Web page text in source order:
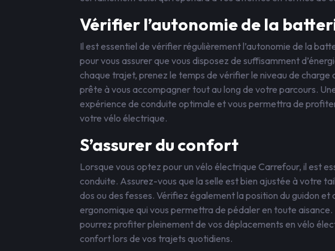
Vérifier l’autonomie de la
Il est essentiel de vérifier régulièrement l’autonomie de la
pour vous assurer que vous disposez de suffisamment
chaque trajet, prenez le temps de vérifier le niveau de charge
prête à vous accompagner tout au long de votre parcours.
expérience de conduite optimale et vous permettra de
votre vélo électrique.
S’assurer du confort
Lorsque vous optez pour un vélo électrique Carrefour, il est
conduite. Assurez-vous que la selle est bien ajustée à votre
dos ou des fesses. Vérifiez également la position du guidon et
ergonomique qui vous permettra de pédaler en toute aisance.
pourrez profiter pleinement de vos déplacements en vélo
confort lors de vos trajets quotidiens.